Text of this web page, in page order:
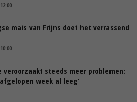
mais van Frijns doet het verrassend
veroorzaakt steeds meer problemen:
week al leeg’